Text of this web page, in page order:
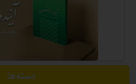
دسته‌ها